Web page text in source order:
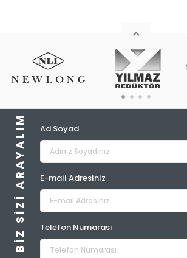
BIZ SIZI ARAYALIM Ad Soyad
E-mail Adresiniz
Telefon Numarası